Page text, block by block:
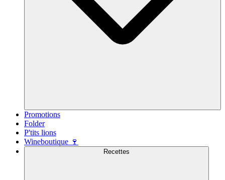
Promotions
Folder
P'tits lions
Wineboutique 🍷
Recettes